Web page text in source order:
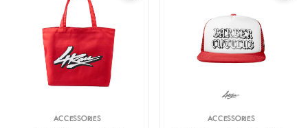
ACCESSORIES ACCESSORIES